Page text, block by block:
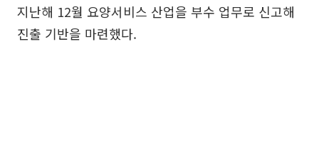
지난해 12월 요양서비스 산업을 부수 업무로 신고해
진출 기반을 마련했다.